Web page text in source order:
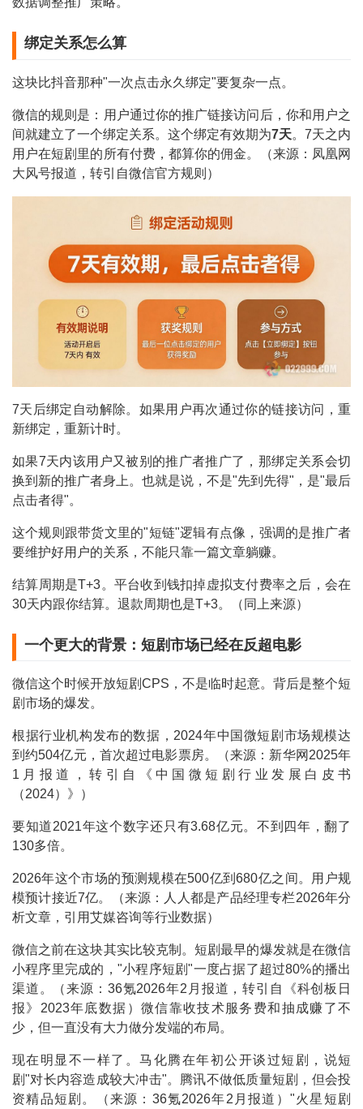
绑定关系怎么算
这块比抖音那种"一次点击永久绑定"要复杂一点。
微信的规则是：用户通过你的推广链接访问后，你和用户之
间就建立了一个绑定关系。这个绑定有效期为7天。7天之内
用户在短剧里的所有付费，都算你的佣金。（来源：凤凰网
大风号报道，转引自微信官方规则）
7天后绑定自动解除。如果用户再次通过你的链接访问，重
新绑定，重新计时。
如果7天内该用户又被别的推广者推广了，那绑定关系会切
换到新的推广者身上。也就是说，不是"先到先得"，是"最后
点击者得"。
这个规则跟带货文里的"短链"逻辑有点像，强调的是推广者
要维护好用户的关系，不能只靠一篇文章躺赚。
结算周期是T+3。平台收到钱扣掉虚拟支付费率之后，会在
30天内跟你结算。退款周期也是T+3。（同上来源）
一个更大的背景：短剧市场已经在反超电影
微信这个时候开放短剧CPS，不是临时起意。背后是整个短
剧市场的爆发。
根据行业机构发布的数据，2024年中国微短剧市场规模达
到约504亿元，首次超过电影票房。（来源：新华网2025年
1月报道，转引自《中国微短剧行业发展白皮书
（2024）》）
要知道2021年这个数字还只有3.68亿元。不到四年，翻了
130多倍。
2026年这个市场的预测规模在500亿到680亿之间。用户规
模预计接近7亿。（来源：人人都是产品经理专栏2026年分
析文章，引用艾媒咨询等行业数据）
微信之前在这块其实比较克制。短剧最早的爆发就是在微信
小程序里完成的，"小程序短剧"一度占据了超过80%的播出
渠道。（来源：36氪2026年2月报道，转引自《科创板日
报》2023年底数据）微信靠收技术服务费和抽成赚了不
少，但一直没有大力做分发端的布局。
现在明显不一样了。马化腾在年初公开谈过短剧，说短
剧"对长内容造成较大冲击"。腾讯不做低质量短剧，但会投
资精品短剧。（来源：36氪2026年2月报道）"火星短剧